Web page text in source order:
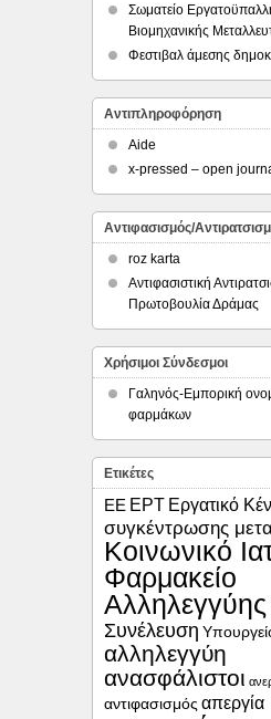
Σωματείο
Βιομηχανικής
Φεστιβαλ άμεσης
Αντιπληροφόρηση
Aide
x-pressed – open
Αντιφασισμός/
roz karta
Αντιφασιστική
Πρωτοβουλία Δράμας
Χρήσιμοι Σύνδεσμοι
Γαληνός-Εμπορική
φαρμάκων
Ετικέτες
ΕΕ ΕΡΤ Εργατικό
συγκέντρωσης
Κοινωνικό
Φαρμακείο
Αλληλεγγύης
Συνέλευση
αλληλεγγύη
ανασφάλιστοι
αντιφασισμός απεργία